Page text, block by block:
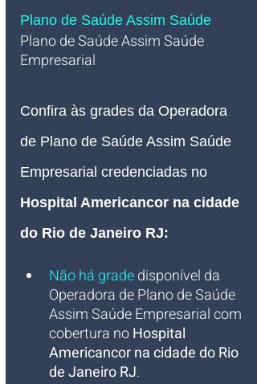
Plano de Saúde Assim Saúde
Plano de Saúde Assim Saúde
Empresarial
Confira às grades da Operadora
de Plano de Saúde Assim Saúde
Empresarial credenciadas no
Hospital Americancor na cidade
do Rio de Janeiro RJ:
Não há grade disponível da
Operadora de Plano de Saúde
Assim Saúde Empresarial com
cobertura no Hospital
Americancor na cidade do Rio
de Janeiro RJ.